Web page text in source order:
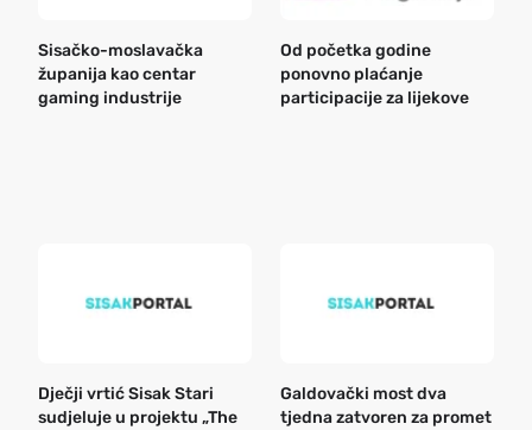
Sisačko-moslavačka
županija kao centar
gaming industrije
Od početka godine
ponovno plaćanje
participacije za lijekove
Dječji vrtić Sisak Stari
sudjeluje u projektu „The
Galdovački most dva
tjedna zatvoren za promet